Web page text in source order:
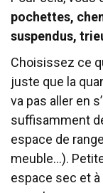
pochettes,
suspendus,
Choisissez ce
juste que la
va pas aller en
suffisamment
espace de
meuble…).
espace sec et